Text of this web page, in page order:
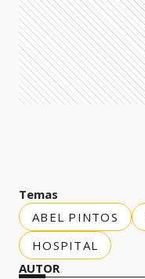
Temas
ABEL PINTOS
HOSPITAL
AUTOR